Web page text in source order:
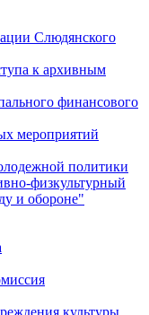
Слюдянского
к архивным
финансового
мероприятий
политики
физкультурный
и обороне"
культуры